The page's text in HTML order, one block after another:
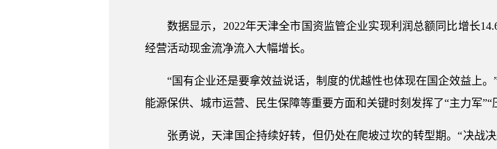
数据显示，2022年天津全市国资监管企业实现利润总额同比增长
经营活动现金流净流入大幅增长。
“国有企业还是要拿效益说话，制度的优越性也体现在国企效益上。
能源保供、城市运营、民生保障等重要方面和关键时刻发挥了“主力军
张勇说，天津国企持续好转，但仍处在爬坡过坎的转型期。“决战